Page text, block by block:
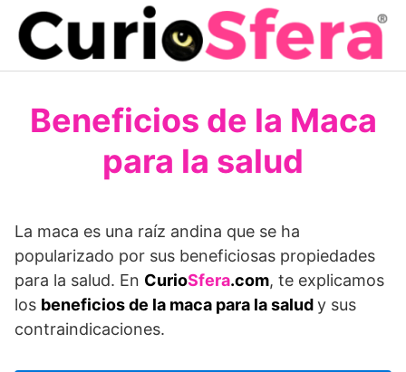
Saltar
contenido
Beneficios de la Maca
para la salud
La maca es una raíz andina que se ha
popularizado por sus beneficiosas propiedades
para la salud. En CurioSfera.com, te explicamos
los beneficios de la maca para la saludy sus
contraindicaciones.